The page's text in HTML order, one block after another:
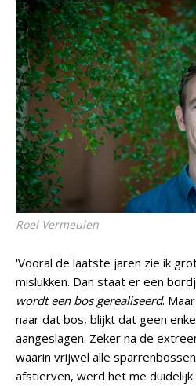
Roel Vermeulen
'Vooral de laatste jaren zie ik
mislukken. Dan staat er een
wordt een bos gerealiseerd.
naar dat bos, blijkt dat geen
aangeslagen. Zeker na de
waarin vrijwel alle
afstierven, werd het me